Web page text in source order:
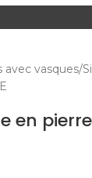
avec vasques
pierre